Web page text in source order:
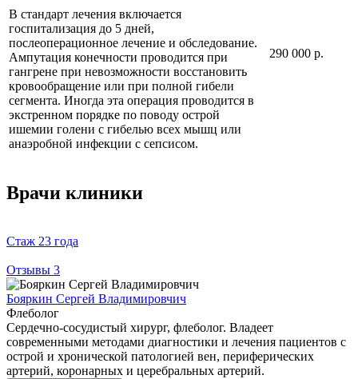
В стандарт лечения включается
госпитализация до 5 дней,
послеоперационное лечение и обследование.
Ампутация конечности проводится при
гангрене при невозможности восстановить
кровообращение или при полной гибели
сегмента. Иногда эта операция проводится в
экстренном порядке по поводу острой
ишемии голени с гибелью всех мышц или
анаэробной инфекции с сепсисом.
290 000 р.
Врачи клиники
Стаж 23 года
Отзывы 3
Бояркин Сергей Владимировчич
Флеболог
Сердечно-сосудистый хирург, флеболог. Владеет
современными методами диагностики и лечения пациентов с
острой и хронической патологией вен, периферических
артерий, коронарных и церебральных артерий.